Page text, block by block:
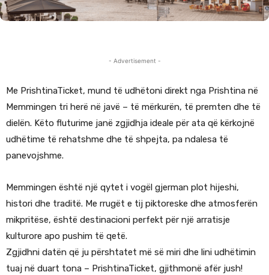
- Advertisement -
Me PrishtinaTicket, mund të udhëtoni direkt nga Prishtina në
Memmingen tri herë në javë – të mërkurën, të premten dhe të
dielën. Këto fluturime janë zgjidhja ideale për ata që kërkojnë
udhëtime të rehatshme dhe të shpejta, pa ndalesa të
panevojshme.
Memmingen është një qytet i vogël gjerman plot hijeshi,
histori dhe traditë. Me rrugët e tij piktoreske dhe atmosferën
mikpritëse, është destinacioni perfekt për një arratisje
kulturore apo pushim të qetë.
Zgjidhni datën që ju përshtatet më së miri dhe lini udhëtimin
tuaj në duart tona – PrishtinaTicket, gjithmonë afër jush!